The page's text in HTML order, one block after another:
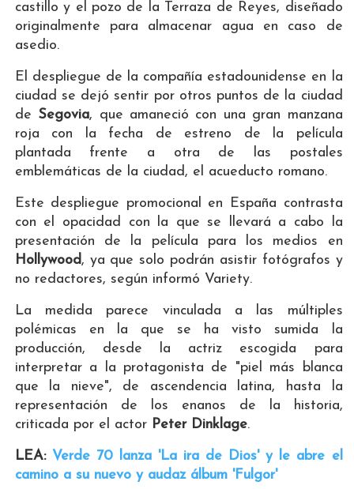
castillo y el pozo de la Terraza de Reyes, diseñado
originalmente para almacenar agua en caso de
asedio.
El despliegue de la compañía estadounidense en la
ciudad se dejó sentir por otros puntos de la ciudad
de Segovia, que amaneció con una gran manzana
roja con la fecha de estreno de la película
plantada frente a otra de las postales
emblemáticas de la ciudad, el acueducto romano.
Este despliegue promocional en España contrasta
con el opacidad con la que se llevará a cabo la
presentación de la película para los medios en
Hollywood, ya que solo podrán asistir fotógrafos y
no redactores, según informó Variety.
La medida parece vinculada a las múltiples
polémicas en la que se ha visto sumida la
producción, desde la actriz escogida para
interpretar a la protagonista de "piel más blanca
que la nieve", de ascendencia latina, hasta la
representación de los enanos de la historia,
criticada por el actor Peter Dinklage.
LEA: Verde 70 lanza 'La ira de Dios' y le abre el
camino a su nuevo y audaz álbum 'Fulgor'